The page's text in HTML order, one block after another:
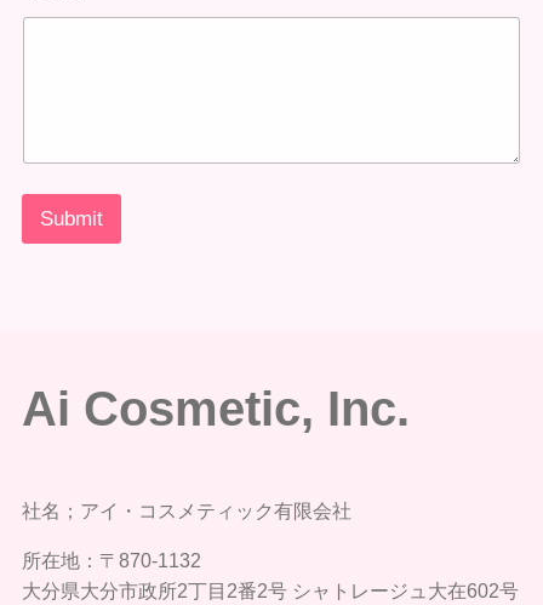
Submit
Ai Cosmetic, Inc.
社名；アイ・コスメティック有限会社
所在地：〒870-1132
大分県大分市政所2丁目2番2号 シャトレージュ大在602号